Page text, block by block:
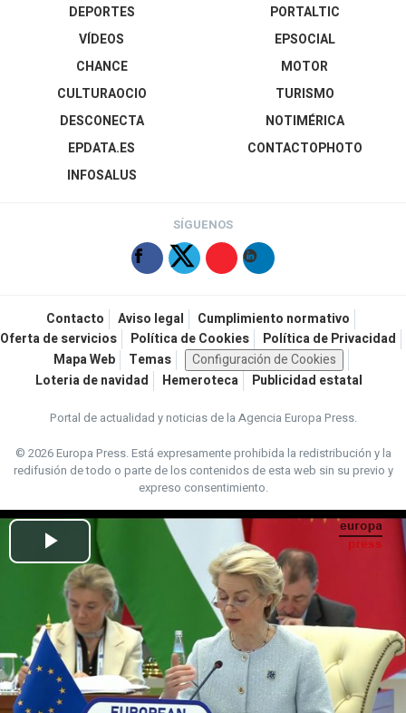
DEPORTES
VÍDEOS
PORTALTIC
EPSOCIAL
CHANCE
CULTURAOCIO
DESCONECTA
EPDATA.ES
INFOSALUS
MOTOR
TURISMO
NOTIMÉRICA
CONTACTOPHOTO
SÍGUENOS
Contacto Aviso legal
Cumplimiento normativo
Oferta de servicios
Política de Cookies
Política de Privacidad
Mapa Web
Temas
Configuración de Cookies
Loteria de navidad
Hemeroteca Publicidad estatal
Portal de actualidad y noticias de la Agencia Europa Press.
© 2026 Europa Press.Está expresamente prohibida la redistribución y la
redifusión de todo o parte de los contenidos de esta web sin su previo y
expreso consentimiento.